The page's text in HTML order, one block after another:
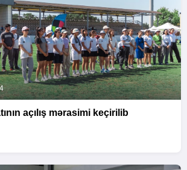
açılış mərasimi keçirilib